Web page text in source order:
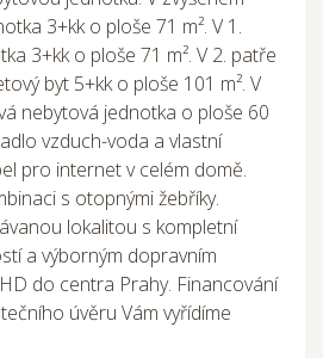
3+kk o ploše 71 m². V 1.
3+kk o ploše 71 m². V 2. patře
byt 5+kk o ploše 101 m². V
nebytová jednotka o ploše 60
vzduch-voda a vlastní
pro internet v celém domě.
s otopnými žebříky.
lokalitou s kompletní
a výborným dopravním
do centra Prahy. Financování
úvěru Vám vyřídíme